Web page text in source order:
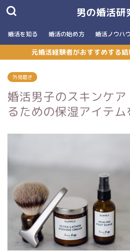
男の婚活研
婚活を知る 婚活の始め方 婚活ノウハウ
元婚活経験者がおすすめする
外見磨き
婚活男子のスキンケ
るための保湿アイテム